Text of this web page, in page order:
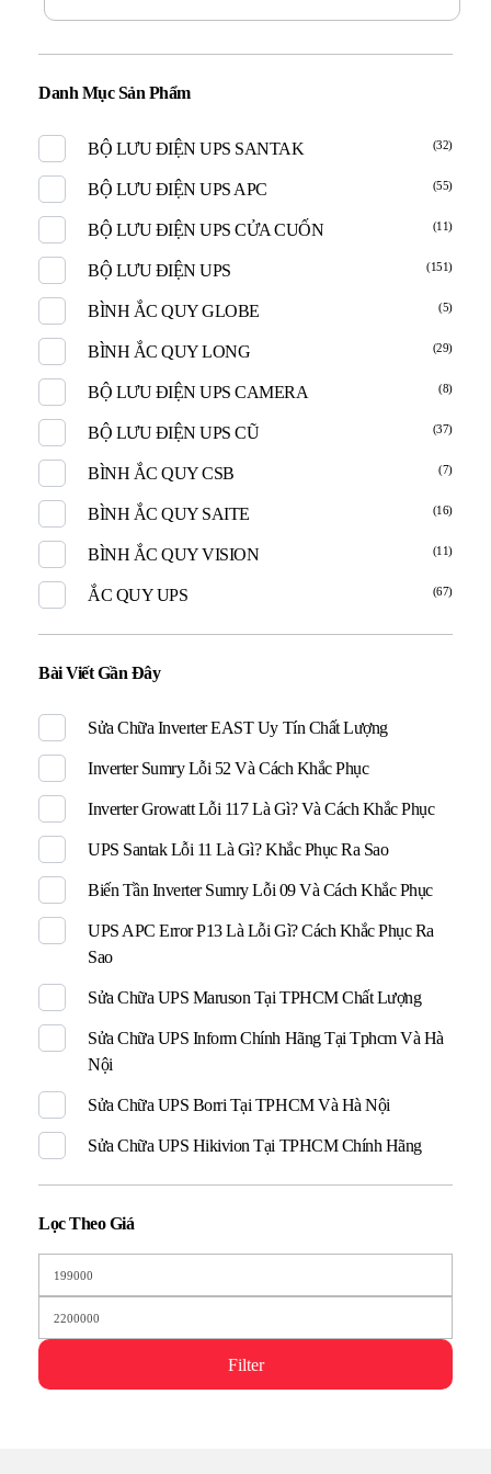
Danh Mục Sản Phẩm
BỘ LƯU ĐIỆN UPS SANTAK (32)
BỘ LƯU ĐIỆN UPS APC (55)
BỘ LƯU ĐIỆN UPS CỬA CUỐN (11)
BỘ LƯU ĐIỆN UPS (151)
BÌNH ẮC QUY GLOBE (5)
BÌNH ẮC QUY LONG (29)
BỘ LƯU ĐIỆN UPS CAMERA (8)
BỘ LƯU ĐIỆN UPS CŨ (37)
BÌNH ẮC QUY CSB (7)
BÌNH ẮC QUY SAITE (16)
BÌNH ẮC QUY VISION (11)
ẮC QUY UPS (67)
Bài Viết Gần Đây
Sửa Chữa Inverter EAST Uy Tín Chất Lượng
Inverter Sumry Lỗi 52 Và Cách Khắc Phục
Inverter Growatt Lỗi 117 Là Gì? Và Cách Khắc Phục
UPS Santak Lỗi 11 Là Gì? Khắc Phục Ra Sao
Biến Tần Inverter Sumry Lỗi 09 Và Cách Khắc Phục
UPS APC Error P13 Là Lỗi Gì? Cách Khắc Phục Ra
Sao
Sửa Chữa UPS Maruson Tại TPHCM Chất Lượng
Sửa Chữa UPS Inform Chính Hãng Tại Tphcm Và Hà
Nội
Sửa Chữa UPS Borri Tại TPHCM Và Hà Nội
Sửa Chữa UPS Hikivion Tại TPHCM Chính Hãng
Lọc Theo Giá
Filter